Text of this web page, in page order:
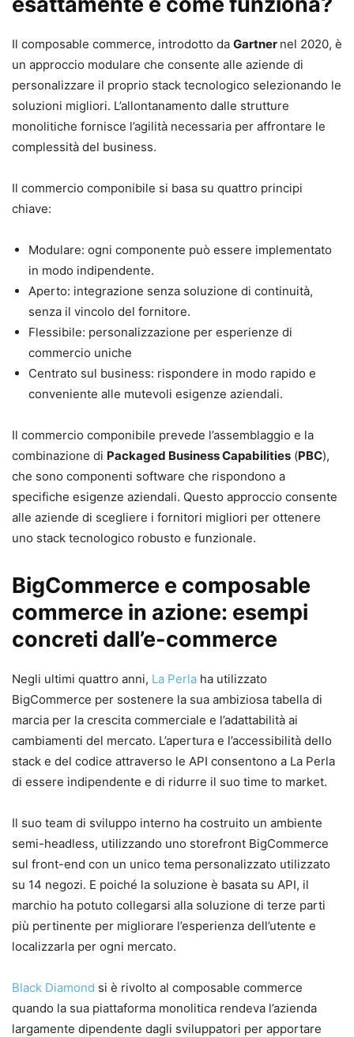
Il composable commerce, introdotto da Gartner nel 2020, è
un approccio modulare che consente alle aziende di
personalizzare il proprio stack tecnologico selezionando le
soluzioni migliori. L’allontanamento dalle strutture
monolitiche fornisce l’agilità necessaria per affrontare le
complessità del business.
Il commercio componibile si basa su quattro principi
chiave:
Modulare: ogni componente può essere implementato
in modo indipendente.
Aperto: integrazione senza soluzione di continuità,
senza il vincolo del fornitore.
Flessibile: personalizzazione per esperienze di
commercio uniche
Centrato sul business: rispondere in modo rapido e
conveniente alle mutevoli esigenze aziendali.
Il commercio componibile prevede l’assemblaggio e la
combinazione di Packaged Business Capabilities (PBC),
che sono componenti software che rispondono a
specifiche esigenze aziendali. Questo approccio consente
alle aziende di scegliere i fornitori migliori per ottenere
uno stack tecnologico robusto e funzionale.
BigCommerce e composable
commerce in azione: esempi
concreti dall’e-commerce
Negli ultimi quattro anni, La Perla ha utilizzato
BigCommerce per sostenere la sua ambiziosa tabella di
marcia per la crescita commerciale e l’adattabilità ai
cambiamenti del mercato. L’apertura e l’accessibilità dello
stack e del codice attraverso le API consentono a La Perla
di essere indipendente e di ridurre il suo time to market.
Il suo team di sviluppo interno ha costruito un ambiente
semi-headless, utilizzando uno storefront BigCommerce
sul front-end con un unico tema personalizzato utilizzato
su 14 negozi. E poiché la soluzione è basata su API, il
marchio ha potuto collegarsi alla soluzione di terze parti
più pertinente per migliorare l’esperienza dell’utente e
localizzarla per ogni mercato.
Black Diamond si è rivolto al composable commerce
quando la sua piattaforma monolitica rendeva l’azienda
largamente dipendente dagli sviluppatori per apportare